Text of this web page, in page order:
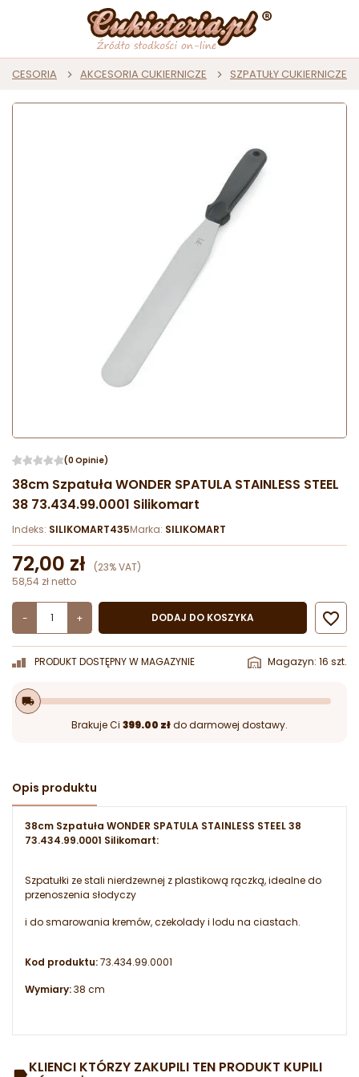
AKCESORIA CUKIERNICZE SZPATUŁY CUKIERNICZE
(0 Opinie)
38cm Szpatuła WONDER SPATULA STAINLESS STEEL
38 73.434.99.0001 Silikomart
Indeks: SILIKOMART435Marka: SILIKOMART
72,00 zł
(23% VAT)
58,54 zł netto
- + DODAJ DO KOSZYKA 
PRODUKT DOSTĘPNY W MAGAZYNIE Magazyn: 16 szt.
local_shipping
Brakuje Ci 399.00 złdo darmowej dostawy.
Opis produktu
38cm Szpatuła WONDER SPATULA STAINLESS STEEL 38
73.434.99.0001 Silikomart:
Szpatułki ze stali nierdzewnej z plastikową rączką, idealne do
przenoszenia słodyczy
i do smarowania kremów, czekolady i lodu na ciastach.
Kod produktu:73.434.99.0001
Wymiary:38 cm
KLIENCI KTÓRZY ZAKUPILI TEN PRODUKT KUPILI